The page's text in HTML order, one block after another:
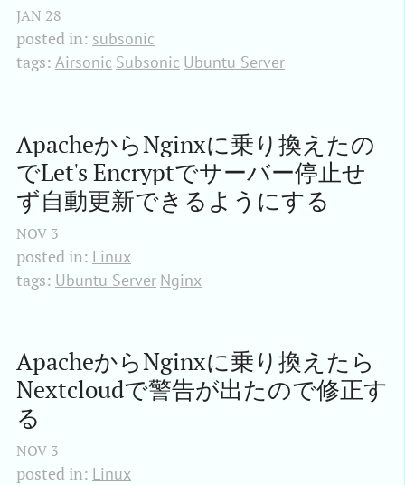
JAN 28
posted in: subsonic
tags: Airsonic Subsonic Ubuntu Server
ApacheからNginxに乗り換えたの
でLet's Encryptでサーバー停止せ
ず自動更新できるようにする
NOV 3
posted in: Linux
tags: Ubuntu Server Nginx
ApacheからNginxに乗り換えたら
Nextcloudで警告が出たので修正す
る
NOV 3
posted in: Linux